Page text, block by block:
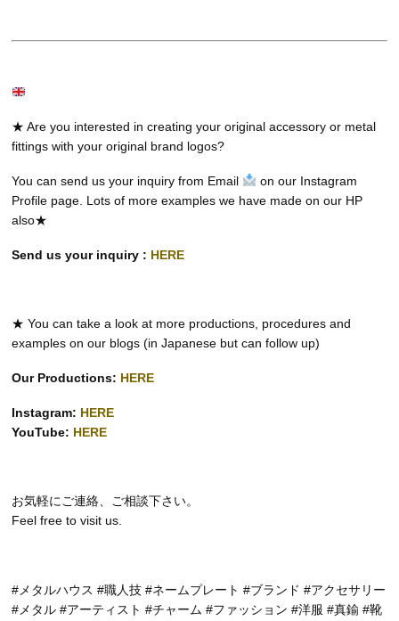
★ Are you interested in creating your original accessory or metal
fittings with your original brand logos?
You can send us your inquiry from Email
on our Instagram
Profile page. Lots of more examples we have made on our HP
also★
Send us your inquiry : HERE
★ You can take a look at more productions, procedures and
examples on our blogs (in Japanese but can follow up)
Our Productions: HERE
Instagram: HERE
YouTube: HERE
お気軽にご連絡、ご相談下さい。
Feel free to visit us.
#メタルハウス #職人技 #ネームプレート #ブランド #アクセサリー
#メタル #アーティスト #チャーム #ファッション #洋服 #真鍮 #靴